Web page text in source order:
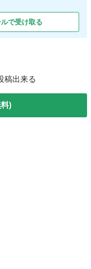
で受け取る
稿出来る
)